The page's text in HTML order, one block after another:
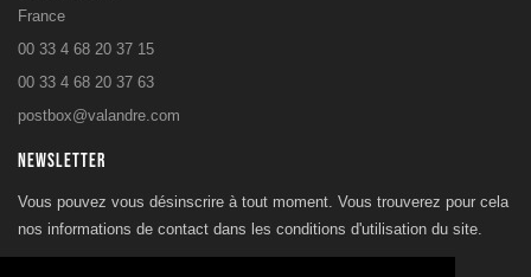
France
00 33 4 68 20 37 15
00 33 4 68 20 37 63
postbox@valandre.com
NEWSLETTER
Vous pouvez vous désinscrire à tout moment. Vous trouverez pour cela
nos informations de contact dans les conditions d'utilisation du site.